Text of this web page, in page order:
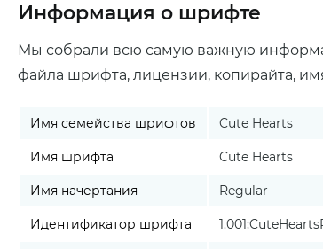
Информация о шрифте
Мы собрали всю самую важную
файла шрифта, лицензии, копирайта,
Имя семейства шрифтов Cute Hearts
Имя шрифта Cute Hearts
Имя начертания Regular
Идентификатор шрифта